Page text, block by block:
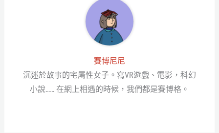
賽博尼尼
沉迷於故事的宅屬性女子。寫VR遊戲、電影，科幻
小說…… 在網上相遇的時候，我們都是賽博格。